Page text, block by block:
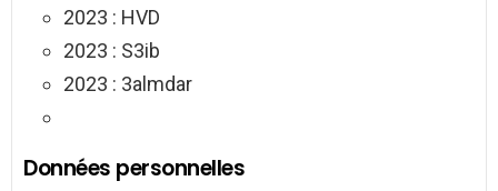
2023 : HVD
2023 : S3ib
2023 : 3almdar
Données personnelles